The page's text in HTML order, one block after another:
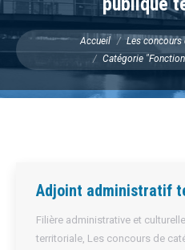
Vous êtes ici :
Accueil
Les
Catégorie
Adjoint administratif
Filière administrative et culturelle
territoriale, Les concours de